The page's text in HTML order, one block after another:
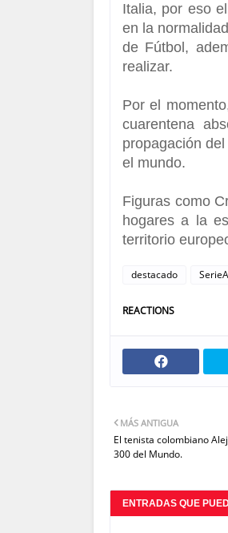
Italia, por eso
en la
de Fútbol,
realizar.
Por el
cuarentena
propagación
el mundo.
Figuras como
hogares a la
territorio
destacado SerieA
REACTIONS
MÁS ANTIGUA
El tenista colombiano
300 del Mundo.
ENTRADAS QUE